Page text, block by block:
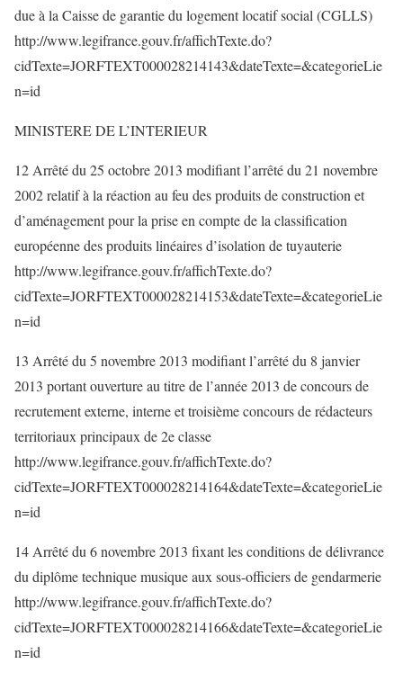
due à la Caisse de garantie du logement locatif social (CGLLS)
http://www.legifrance.gouv.fr/affichTexte.do?
cidTexte=JORFTEXT000028214143&dateTexte=&categorieLie
n=id
MINISTERE DE L’INTERIEUR
12 Arrêté du 25 octobre 2013 modifiant l’arrêté du 21 novembre
2002 relatif à la réaction au feu des produits de construction et
d’aménagement pour la prise en compte de la classification
européenne des produits linéaires d’isolation de tuyauterie
http://www.legifrance.gouv.fr/affichTexte.do?
cidTexte=JORFTEXT000028214153&dateTexte=&categorieLie
n=id
13 Arrêté du 5 novembre 2013 modifiant l’arrêté du 8 janvier
2013 portant ouverture au titre de l’année 2013 de concours de
recrutement externe, interne et troisième concours de rédacteurs
territoriaux principaux de 2e classe
http://www.legifrance.gouv.fr/affichTexte.do?
cidTexte=JORFTEXT000028214164&dateTexte=&categorieLie
n=id
14 Arrêté du 6 novembre 2013 fixant les conditions de délivrance
du diplôme technique musique aux sous-officiers de gendarmerie
http://www.legifrance.gouv.fr/affichTexte.do?
cidTexte=JORFTEXT000028214166&dateTexte=&categorieLie
n=id